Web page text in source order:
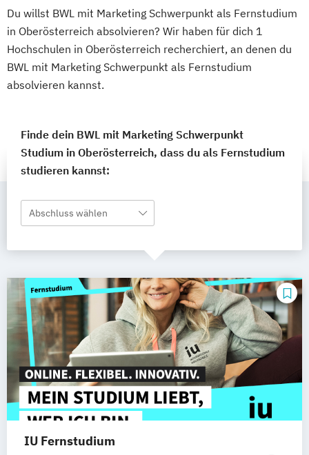
Du willst BWL mit Marketing Schwerpunkt als Fernstudium
in Oberösterreich absolvieren? Wir haben für dich 1
Hochschulen in Oberösterreich recherchiert, an denen du
BWL mit Marketing Schwerpunkt als Fernstudium
absolvieren kannst.
Finde dein BWL mit Marketing Schwerpunkt
Studium in Oberösterreich, dass du als Fernstudium
studieren kannst:
Abschluss wählen
IU Fernstudium